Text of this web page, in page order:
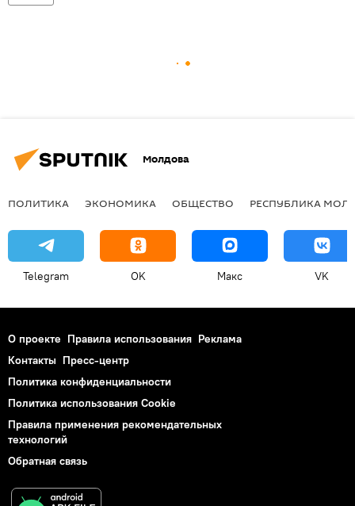
Молдова
ПОЛИТИКА ЭКОНОМИКА ОБЩЕСТВО РЕСПУБЛИКА
Telegram OK Макс VK
О проекте Правила использования Реклама
Контакты Пресс-центр
Политика конфиденциальности
Политика использования Cookie
Правила применения рекомендательных
технологий
Обратная связь